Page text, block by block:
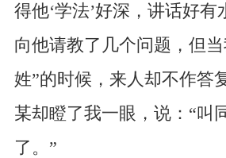
得他‘学法’好深，讲话好有
向他请教了几个问题，但
姓”的时候，来人却不作答
某却瞪了我一眼，说：“叫
了。”